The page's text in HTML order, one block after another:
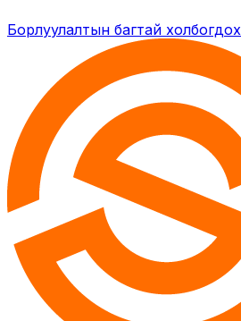
Борлуулалтын багтай холбогдох